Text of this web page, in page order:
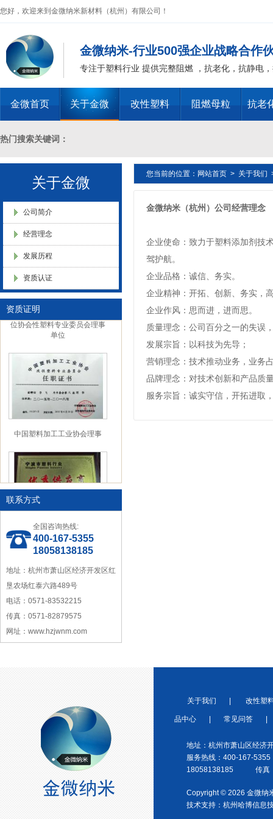
您好，欢迎来到金微纳米新材料（杭州）有限公司！
金微纳米-行业500强企业战略合作
专注于塑料行业 提供完整阻燃 ，抗老化，抗静电
金微首页 关于金微 改性塑料 阻燃母粒 抗老
热门搜索关键词：
十溴二苯乙烷母粒，三氧化二锑母粒，三氧化二锑替代物 PVC 无卤
燃 ABS阻燃 ，PA 阻燃，PET阻燃 ，PBT阻燃 ，环氧树脂阻燃，玻璃
化，抗静电母粒，阻燃料，抗老化料，环氧树脂抗老化，油漆涂料抗菌
关于金微
公司简介
经营理念
发展历程
资质认证
资质证明
金微纳米新材料 杭州）公司营
金微纳米（杭州）有限公司搬
新址
中国塑料加工 中国塑料加工协
会改性塑料专业委员会理事单
位协会性塑料专业委员会理事
单位
中国塑料加工工业协会理事
宁波塑料行业优秀供应商
浙江省塑料协会会员
宁波塑料协会理事单位
联系方式
全国咨询热线:
400-167-5355
18058138185
地址：杭州市萧山区经济开发区红
垦农场红泰六路489号
电话：0571-83532215
传真：0571-82879575
网址：www.hzjwnm.com
您当前的位置： 网站首页 > 关于我们
金微纳米（杭州）公司经营理念
企业使命：致力于塑料添加剂技
驾护航。
企业品格：诚信、务实。
企业精神：开拓、创新、务实，
企业作风：思而进，进而思。
质量理念：公司百分之一的失误
发展宗旨：以科技为先导；
营销理念：技术推动业务，业务
品牌理念：对技术创新和产品质
服务宗旨：诚实守信，开拓进取
关于我们 改性塑
品中心 常见问答
地址：杭州市萧山区经济
服务热线：400-167-5355
18058138185 传真：
Copyright © 2026 金微纳
技术支持： 杭州哈博信息